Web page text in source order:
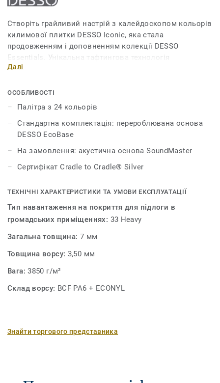
Створіть грайливий настрій з калейдоскопом кольорів
килимової плитки DESSO Iconic, яка стала
продовженням і доповненням колекції DESSO
Essentials. Унікальна тафтингова технологія
виробництва дозволяє створити багатошарову
відтінків, які надають кольору глибини і виразності.
Такий дизайн плитки дозволить додати грайливого
настрою до інтер’єру вашого приміщення. Колекція
DESSO Iconic пропонує надзвичайно широкий вибір
кольорів. Палітра нараховує понад 20 нейтральних
відтінків і яскравих тонів, які чудово підходять для
дає змогу подивитися на дизайн підлоги з іншої точки
творчих експериментів і комбінування.
Далі
ОСОБЛИВОСТІ
Палітра з 24 кольорів
Стандартна комплектація: перероблювана основа
DESSO EcoBase
На замовлення: акустична основа SoundMaster
Сертифікат Cradle to Cradle® Silver
ТЕХНІЧНІ ХАРАКТЕРИСТИКИ ТА УМОВИ ЕКСПЛУАТАЦІЇ
Тип навантаження на покриття для підлоги в
громадських приміщеннях: 33 Heavy
Загальна товщина: 7 мм
Товщина ворсу: 3,50 мм
Вага:3850 г/м²
Склад ворсу: BCF PA6 + ECONYL
Знайти торгового представника